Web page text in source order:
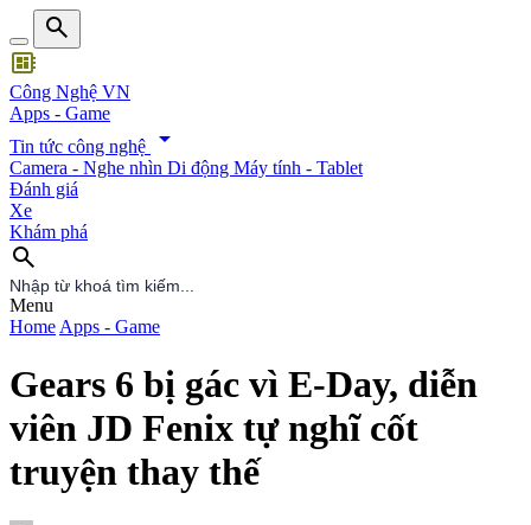
search
developer_board
Công Nghệ VN
Apps - Game
Tin tức công nghệ
arrow_drop_down
Camera - Nghe nhìn Di động Máy tính - Tablet
Đánh giá
Xe
Khám phá
search
search
Menu
Home Apps - Game
Gears 6 bị gác vì E-Day, diễn
viên JD Fenix tự nghĩ cốt
truyện thay thế